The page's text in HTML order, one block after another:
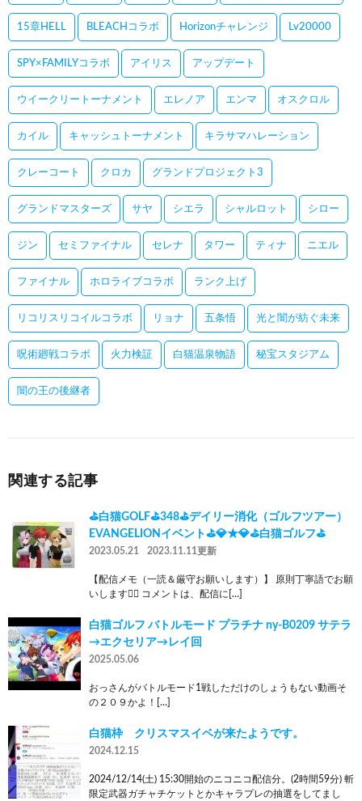
15章HELL BLEACHコラボ Horizonチャレンジ Lv20000
SPY×FAMILYコラボ アイリス アップデート
ウイークリートーナメント エレノア エンマ オスクロル
カイル キャッシュトーナメント キラサマハレーション
クレーコート クロカ グランドプロジェクト3
グランドマスターズ サヤ シエラ シャルロット シロー
ジン セミファイナル セレナ タワー ティナ ニエル
ファイナル ホロライブコラボ ランク上げ
リコリスリコイルコラボ リョナ 五条悟 光と闇が紡ぐ未来
呪術廻戦コラボ 火力検証 白猫温泉物語 秘宝スタジアム
闇の王の後継者
関連する記事
⛳白猫GOLF⛳348⛳デイリー消化（ゴルフツアー）
EVANGELIONイベント⛳💎★💎⛳白猫ゴルフ⛳
2023.05.21 2023.11.11更新
【配信メモ（一読＆厳守お願いします）】 原則丁寧語でお願
いします🙇‍♂️ コメントは、配信に[…]
白猫ゴルフ バトルモード プラチナ ny-B0209 サテラ
→エクセリア→レイ回
2025.05.06
おっさんがバトルモード1戦しただけのしょうもない動画そ
の２０９かよ！[…]
白猫枠 クリスマスイベが来たようです。
2024.12.15
2024/12/14(土) 15:30開始のニコニコ配信分。(2時間59分) 斬
限定武器ガチャチケットとかキャラプレの抽選をしてまし